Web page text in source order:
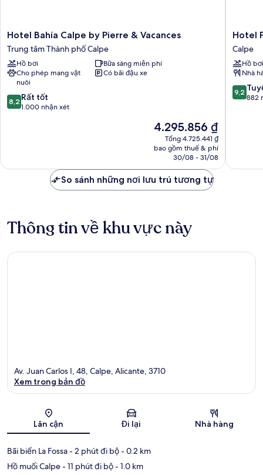
Hotel
Bahía
Calpe
by
Pierre
Vacances
Trung
Hotel Bahía Calpe by Pierre & Vacances
Trung tâm Thành phố Calpe
Hồ bơi
Bữa sáng miễn phí
Cho phép mang vật
nuôi
Có bãi đậu xe
8.2
trên
xét
8,2 Rất tốt
1.000 nhận xét
Giá
hiện
tại
4.295.856 ₫
4.295.856 ₫
Tổng 4.725.441 ₫
bao gồm thuế & phí
30/08 - 31/08
Hotel
Porto
Calpe
Calpe
Hotel
Calpe
Hồ bơi
Nhà
9.2
trên
9,2
882
So sánh những nơi lưu trú tương tự
Thông tin về khu vực này
Bản đồ
Av. Juan Carlos I, 48, Calpe, Alicante, 3710
Xem trong bản đồ
Lân cận Đi lại Nhà hàng
Bãi biển La Fossa- 2 phút đi bộ- 0.2 km
Hồ muối Calpe- 11 phút đi bộ- 1.0 km